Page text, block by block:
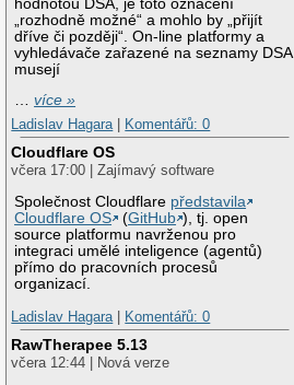
hodnotou DSA, je toto označení
„rozhodně možné“ a mohlo by „přijít
dříve či později“. On-line platformy a
vyhledávače zařazené na seznamy DSA
musejí
…více »
Ladislav Hagara
Komentářů: 0
Cloudflare OS
včera 17:00 | Zajímavý software
Společnost Cloudflare představila
Cloudflare OS
(GitHub ), tj. open
source platformu navrženou pro
integraci umělé inteligence (agentů)
přímo do pracovních procesů
organizací.
Ladislav Hagara
Komentářů: 0
RawTherapee 5.13
včera 12:44 | Nová verze